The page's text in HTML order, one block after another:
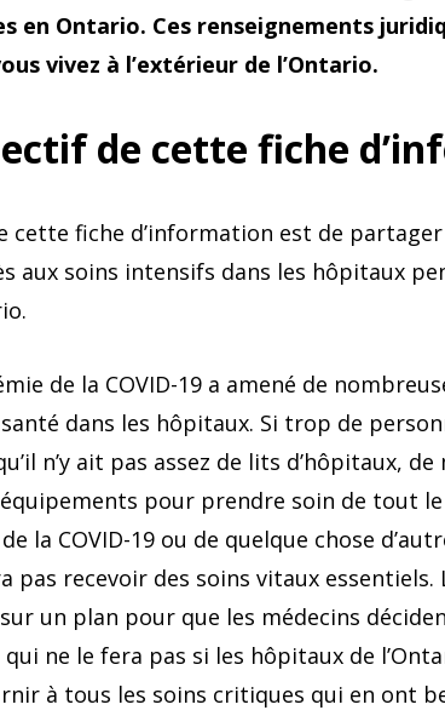
en Ontario. Ces renseignements
vivez à l’extérieur de l’Ontario.
de cette fiche
cette fiche d’information est de
aux soins intensifs dans les hôpitaux
de la COVID-19 a amené de
dans les hôpitaux. Si trop de
n’y ait pas assez de lits d’hôpitaux,
équipements pour prendre soin de tout
la COVID-19 ou de quelque chose
pas recevoir des soins vitaux essentiels.
un plan pour que les médecins
ne le fera pas si les hôpitaux de
à tous les soins critiques qui en ont